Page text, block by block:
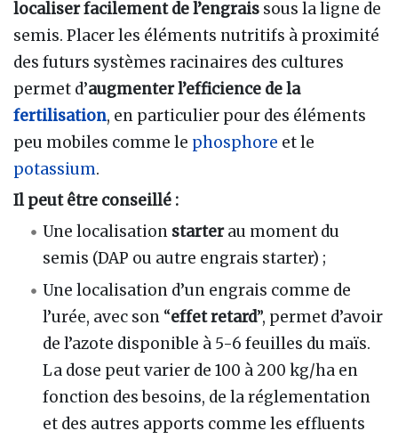
localiser facilement de l’engrais sous la ligne de
semis. Placer les éléments nutritifs à proximité
des futurs systèmes racinaires des cultures
permet d’augmenter l’efficience de la
fertilisation, en particulier pour des éléments
peu mobiles comme le phosphore et le
potassium.
Il peut être conseillé :
Une localisation starterau moment du
semis (DAP ou autre engrais starter) ;
Une localisation d’un engrais comme de
l’urée, avec son “effet retard”, permet d’avoir
de l’azote disponible à 5-6 feuilles du maïs.
La dose peut varier de 100 à 200 kg/ha en
fonction des besoins, de la réglementation
et des autres apports comme les effluents